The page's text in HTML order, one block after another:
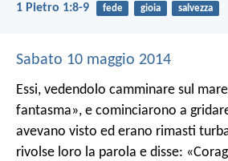
1 Pietro 1:8-9 fede gioia salvezza
Sabato 10 maggio 2014
Essi, vedendolo camminare sul
fantasma», e cominciarono a
avevano visto ed erano rimasti
rivolse loro la parola e disse: